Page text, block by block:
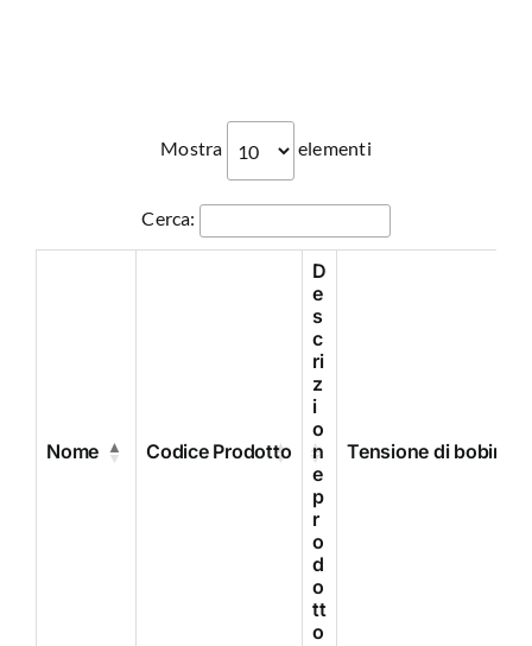
Mostra elementi
Cerca:
Nome Codice Prodotto
D
e
s
c
ri
z
i
o
n
e
p
r
o
d
o
tt
o
Tensione di bobina